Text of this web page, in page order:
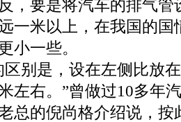
，要是将汽车的排气管
一米以上，在我国的国
小一些。
是，设在左侧比放在
左右。”曾做过10多年
总的倪尚格介绍说，按